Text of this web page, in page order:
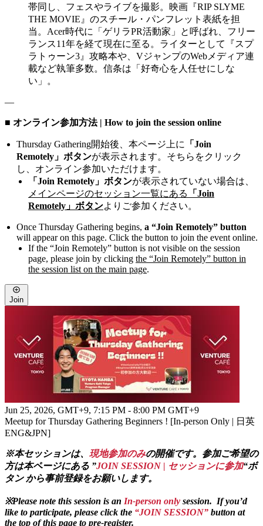
帯同し、フェスやライブを撮影。映画『RIP SLYME
THE MOVIE』のスチール・パンフレット表紙を担
当。Acer時代に「ゲリラPR活動家」と呼ばれ、フリー
ランス11年を経て現在に至る。ライターとして『スプ
ラトゥーン3』攻略本や、VジャンプのWebメディア連
載など執筆多数。信条は「好奇心を人任せにしな
い」。
—
■ オンライン参加方法 | How to join the session online
Thursday Gathering開始後、本ページ上に
「Join
Remotely」ボタンが表示されます。そちらをクリック
し、オンライン参加いただけます。
「Join Remotely」ボタンが表示されていない場合は、
メインページのセッション一覧にある
「Join
Remotely」ボタンよりご参加ください。
Once Thursday Gathering begins, a “Join Remotely” button
will appear on this page. Click the button to join the event online.
If the “Join Remotely” button is not visible on the session
page, please join by clicking the “Join Remotely” button in
the session list on the main page.
Join
Jun 25, 2026, GMT+9, 7:15 PM - 8:00 PM GMT+9
Meetup for Thursday Gathering Beginners ! [In-person Only | 日英
ENG&JPN]
※本セッションは、 現地参加のみの開催です。参加ご希望の
方は本ページにある ”JOIN SESSION | セッションに参加“ボ
タン から事前登録をお願いします。
※Please note this session is an In-person only session. If you’d
like to participate, please click the “JOIN SESSION” button at
the top of this page to pre-register.